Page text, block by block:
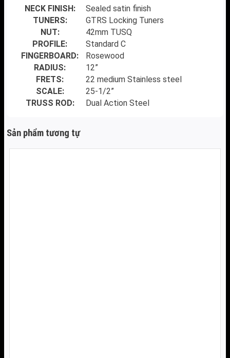
NECK FINISH:
Sealed satin finish
TUNERS:
GTRS Locking Tuners
NUT:
42mm TUSQ
PROFILE:
Standard C
FINGERBOARD:
Rosewood
RADIUS:
12”
FRETS:
22 medium Stainless steel
SCALE:
25-1/2”
TRUSS ROD:
Dual Action Steel
Sản phẩm tương tự